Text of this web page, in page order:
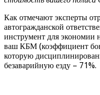
Как отмечают эксперты
автогражданской
инструмент для
ваш КБМ (коэффициент
которую
безаварийную езду – 71%.